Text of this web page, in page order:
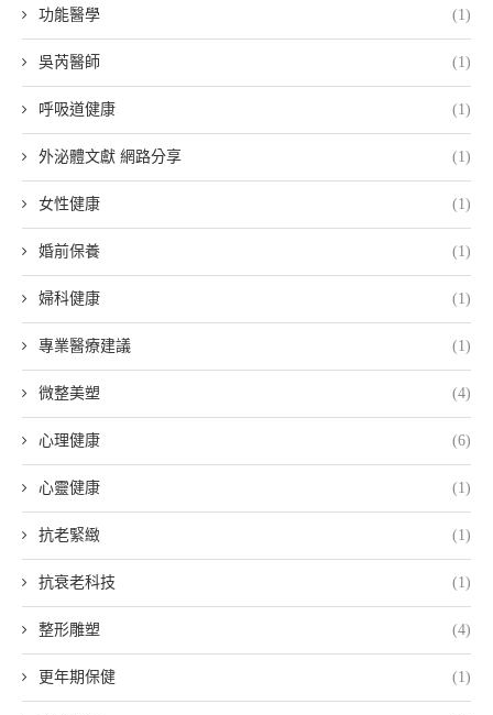
功能醫學 (1)
吳芮醫師 (1)
呼吸道健康 (1)
外泌體文獻 網路分享 (1)
女性健康 (1)
婚前保養 (1)
婦科健康 (1)
專業醫療建議 (1)
微整美塑 (4)
心理健康 (6)
心靈健康 (1)
抗老緊緻 (1)
抗衰老科技 (1)
整形雕塑 (4)
更年期保健 (1)